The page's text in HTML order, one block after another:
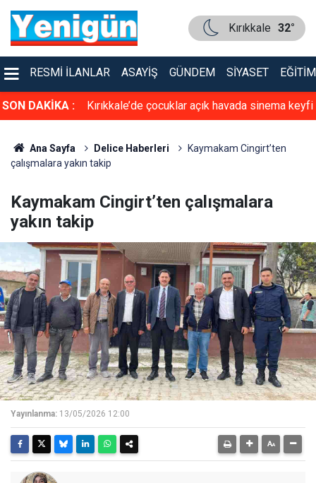
Kırıkkale 32°
RESMI İLANLAR ASAYIŞ GÜNDEM SIYASET EĞITIM
SON DAKİKA :
altında ölü Kırıkkale’de çocuklar açık havada sinema keyfi
Ana Sayfa Delice Haberleri
Kaymakam Cingirt’ten
çalışmalara yakın takip
Kaymakam Cingirt’ten çalışmalara
yakın takip
Yayınlanma: 13/05/2026 12:00